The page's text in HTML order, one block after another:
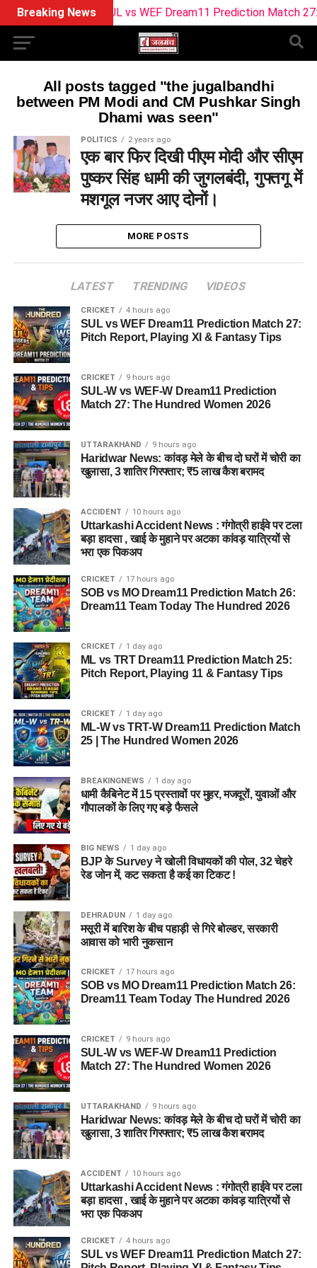
Breaking NewsSUL vs WEF Dream11 Prediction Match 27:
All posts tagged "the jugalbandhi
between PM Modi and CM Pushkar Singh
Dhami was seen"
POLITICS 2 years ago
एक बार फिर दिखी पीएम मोदी और सीएम
पुष्कर सिंह धामी की जुगलबंदी, गुफ्तगू में
मशगूल नजर आए दोनों।
MORE POSTS
LATEST TRENDING VIDEOS
CRICKET 4 hours ago
SUL vs WEF Dream11 Prediction Match 27:
Pitch Report, Playing XI & Fantasy Tips
CRICKET 9 hours ago
SUL-W vs WEF-W Dream11 Prediction
Match 27: The Hundred Women 2026
UTTARAKHAND 9 hours ago
Haridwar News: कांवड़ मेले के बीच दो घरों में चोरी का
खुलासा, 3 शातिर गिरफ्तार; ₹5 लाख कैश बरामद
ACCIDENT 10 hours ago
Uttarkashi Accident News : गंगोत्री हाईवे पर टला
बड़ा हादसा , खाई के मुहाने पर अटका कांवड़ यात्रियों से
भरा एक पिकअप
CRICKET 17 hours ago
SOB vs MO Dream11 Prediction Match 26:
Dream11 Team Today The Hundred 2026
CRICKET 1 day ago
ML vs TRT Dream11 Prediction Match 25:
Pitch Report, Playing 11 & Fantasy Tips
CRICKET 1 day ago
ML-W vs TRT-W Dream11 Prediction Match
25 | The Hundred Women 2026
BREAKINGNEWS 1 day ago
धामी कैबिनेट में 15 प्रस्तावों पर मुहर, मजदूरों, युवाओं और
गौपालकों के लिए गए बड़े फैसले
BIG NEWS 1 day ago
BJP के Survey ने खोली विधायकों की पोल, 32 चेहरे
रेड जोन में, कट सकता है कई का टिकट !
DEHRADUN 1 day ago
मसूरी में बारिश के बीच पहाड़ी से गिरे बोल्डर, सरकारी
आवास को भारी नुकसान
CRICKET 17 hours ago
SOB vs MO Dream11 Prediction Match 26:
Dream11 Team Today The Hundred 2026
CRICKET 9 hours ago
SUL-W vs WEF-W Dream11 Prediction
Match 27: The Hundred Women 2026
UTTARAKHAND 9 hours ago
Haridwar News: कांवड़ मेले के बीच दो घरों में चोरी का
खुलासा, 3 शातिर गिरफ्तार; ₹5 लाख कैश बरामद
ACCIDENT 10 hours ago
Uttarkashi Accident News : गंगोत्री हाईवे पर टला
बड़ा हादसा , खाई के मुहाने पर अटका कांवड़ यात्रियों से
भरा एक पिकअप
CRICKET 4 hours ago
SUL vs WEF Dream11 Prediction Match 27: